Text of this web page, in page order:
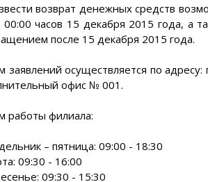
возврат денежных средств
00:00 часов 15 декабря 2015 года, а
после 15 декабря 2015 года.
заявлений осуществляется по
офис № 001.
работы филиала:
– пятница: 09:00 - 18:30
09:30 - 16:00
09:30 - 15:30